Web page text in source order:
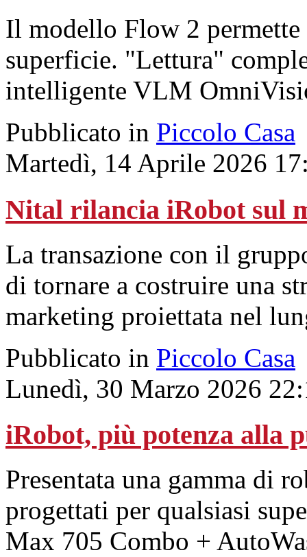
Il modello Flow 2
superficie. "Lettura"
intelligente VLM
Pubblicato in Piccolo Casa
Martedì, 14 Aprile 2026
Nital rilancia iRobot sul
La transazione con il
di tornare a costruire una
marketing proiettata nel
Pubblicato in Piccolo Casa
Lunedì, 30 Marzo 2026
iRobot, più potenza alla
Presentata una gamma di
progettati per qualsiasi
Max 705 Combo +